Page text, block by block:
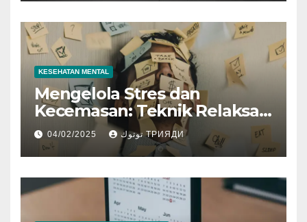
KESEHATAN MENTAL
Mengelola Stres dan
Kecemasan: Teknik Relaksasi
dan Strategi Kesehatan
Mental
04/02/2025 توتوك ТРИЯДИ